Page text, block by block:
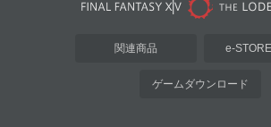
関連商品 e-
ゲームダウンロード